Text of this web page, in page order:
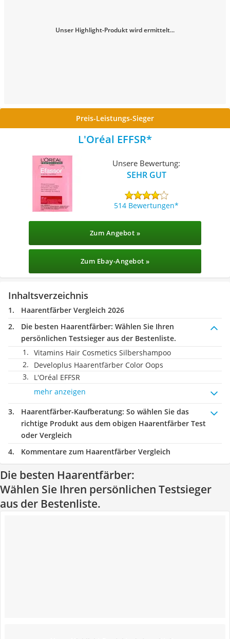
Unser Highlight-Produkt wird ermittelt...
Preis-Leistungs-Sieger
L'Oréal EFFSR
Unsere Bewertung:
SEHR GUT
514 Bewertungen
Zum Angebot »
Zum Ebay-Angebot »
Inhaltsverzeichnis
Haarentfärber Vergleich 2026
Die besten Haarentfärber: Wählen Sie Ihren
persönlichen Testsieger aus der Bestenliste.
Vitamins Hair Cosmetics Silbershampoo
Developlus Haarentfärber Color Oops
L'Oréal EFFSR
mehr anzeigen
Haarentfärber-Kaufberatung: So wählen Sie das
richtige Produkt aus dem obigen Haarentfärber Test
oder Vergleich
Kommentare zum Haarentfärber Vergleich
Die besten Haarentfärber:
Wählen Sie Ihren persönlichen Testsieger
aus der Bestenliste.